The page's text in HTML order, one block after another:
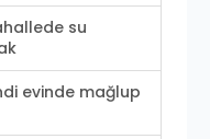
su
evinde mağlup